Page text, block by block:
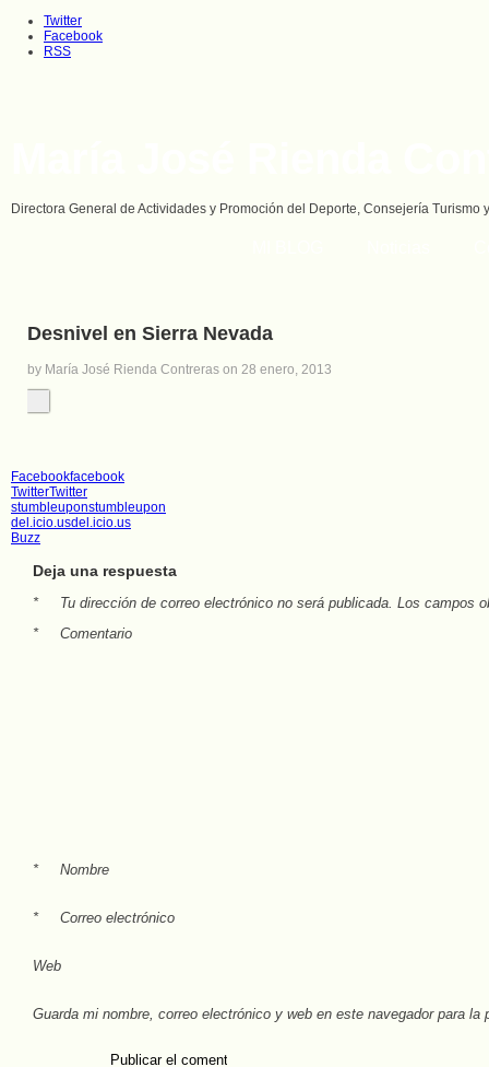
Twitter
Facebook
RSS
Directora General de Actividades y Promoción del Deporte, Consejería Turismo
Desnivel en Sierra Nevada
by María José Rienda Contreras on 28 enero, 2013
Facebookfacebook
TwitterTwitter
stumbleuponstumbleupon
del.icio.usdel.icio.us
Buzz
Deja una respuesta
Tu dirección de correo electrónico no será publicada. Los campos
*
Comentario
*
Nombre
*
Correo electrónico
*
Web
Guarda mi nombre, correo electrónico y web en este navegador para la